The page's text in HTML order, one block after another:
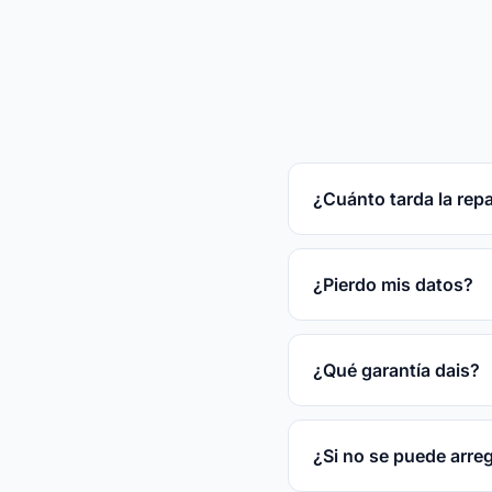
¿Cuánto tarda la
Reparaciones
tras el diagnóstico
¿Pierdo mis datos?
En la mayoría de las
disco.
¿Qué garantía dais?
3 meses por escrito
¿Si no se puede